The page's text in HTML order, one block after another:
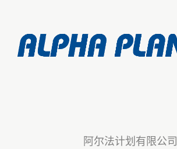
阿尔法计划有限公司